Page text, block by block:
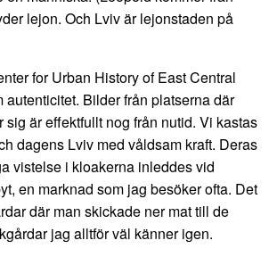
lejon. Och Lviv är lejonstaden på
for Urban History of East Central
autenticitet. Bilder från platserna där
sig är effektfullt nog från nutid. Vi kastas
dagens Lviv med våldsam kraft. Deras
vistelse i kloakerna inleddes vid
en marknad som jag besöker ofta. Det
där man skickade ner mat till de
jag alltför väl känner igen.